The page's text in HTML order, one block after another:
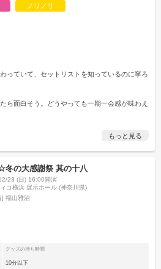
ノリノリ
っていて、セットリストを知っているのに寧ろ
ら面白そう。どうやっても一期一会感が味わえ
もっと見る
冬の大感謝祭 其の十八
23 (日) 16:00開演
コ横浜 展示ホール (神奈川県)
]福山雅治
グッズの待ち時間
10分以下